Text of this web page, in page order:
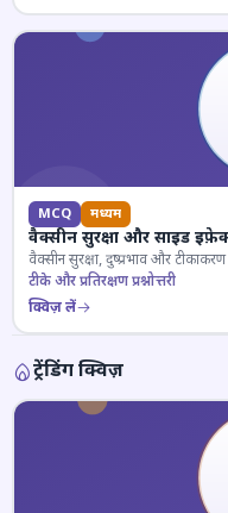
MCQ मध्यम
वैक्सीन सुरक्षा और साइड
वैक्सीन सुरक्षा, दुष्प्रभाव और टीकाकरण
टीके और प्रतिरक्षण प्रश्नोत्तरी
क्विज़ लें
ट्रेंडिंग क्विज़